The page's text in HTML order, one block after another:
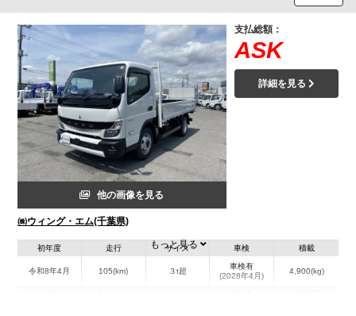
他の画像を見る
㈱ウィング・エム(千葉県)
支払総額：
ASK
詳細を見る
初年度
令和8年4月
走行
105(km)
サイズ
３t超
車検
車検有
(2028年4月)
積載
4,900(kg)
もっと見る